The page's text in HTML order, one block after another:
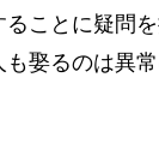
ことに疑問
娶るのは異常